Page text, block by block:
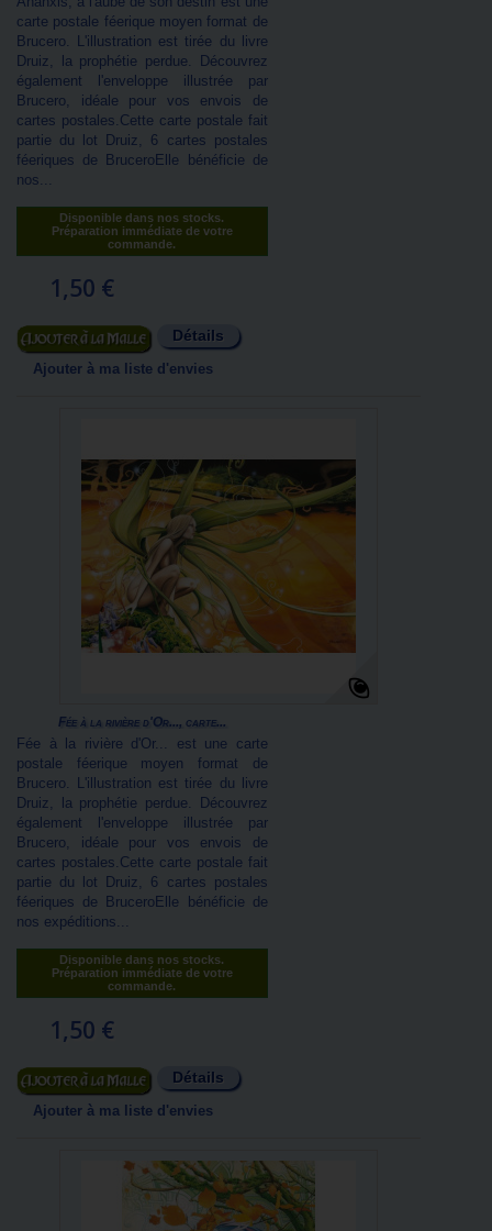
carte postale féerique moyen format de
Brucero. L'illustration est tirée du livre
Druiz, la prophétie perdue. Découvrez
également l'enveloppe illustrée par
Brucero, idéale pour vos envois de
cartes postales.Cette carte postale fait
partie du lot Druiz, 6 cartes postales
féeriques de BruceroElle bénéficie de
nos...
Disponible dans nos stocks.
Préparation immédiate de votre
commande.
1,50 €
Ajouter au panier Détails
Ajouter à ma liste d'envies
Fée à la rivière d'Or..., carte...
Fée à la rivière d'Or... est une carte
postale féerique moyen format de
Brucero. L'illustration est tirée du livre
Druiz, la prophétie perdue. Découvrez
également l'enveloppe illustrée par
Brucero, idéale pour vos envois de
cartes postales.Cette carte postale fait
partie du lot Druiz, 6 cartes postales
féeriques de BruceroElle bénéficie de
nos expéditions...
Disponible dans nos stocks.
Préparation immédiate de votre
commande.
1,50 €
Ajouter au panier Détails
Ajouter à ma liste d'envies